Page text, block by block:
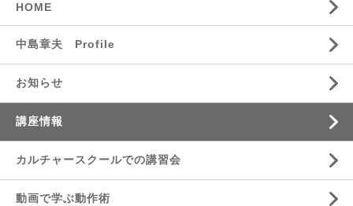
HOME
中島章夫 Profile
お知らせ
講座情報
カルチャースクールでの講習会
動画で学ぶ動作術